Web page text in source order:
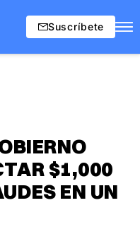
Suscríbete
$1,000
EN UN